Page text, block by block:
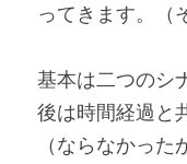
ってきます。（
基本は二つのシ
後は時間経過と
（ならなかった